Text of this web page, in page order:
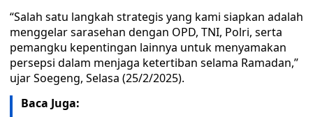
“Salah satu langkah strategis yang kami siapkan adalah
menggelar sarasehan dengan OPD, TNI, Polri, serta
pemangku kepentingan lainnya untuk menyamakan
persepsi dalam menjaga ketertiban selama Ramadan,”
ujar Soegeng, Selasa (25/2/2025).
Baca Juga: